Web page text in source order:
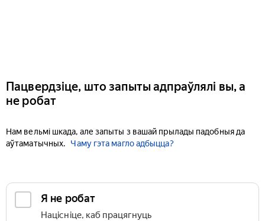
Пацвердзіце, што запыты адпраўлялі вы, а
не робат
Нам вельмі шкада, але запыты з вашай прылады падобныя да
аўтаматычных.
Чаму гэта магло адбыцца?
Я не робат
Націсніце, каб працягнуць